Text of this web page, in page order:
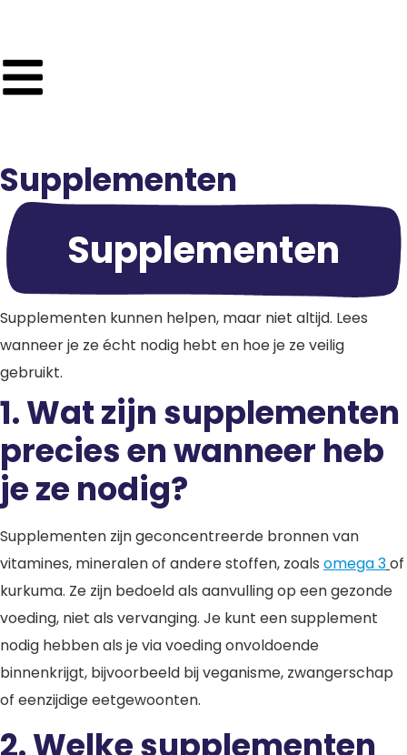
Supplementen
Supplementen
Supplementen kunnen helpen, maar niet altijd. Lees
wanneer je ze écht nodig hebt en hoe je ze veilig
gebruikt.
1. Wat zijn supplementen
precies en wanneer heb
je ze nodig?
Supplementen zijn geconcentreerde bronnen van
vitamines, mineralen of andere stoffen, zoals omega 3of
kurkuma. Ze zijn bedoeld als aanvulling op een gezonde
voeding, niet als vervanging. Je kunt een supplement
nodig hebben als je via voeding onvoldoende
binnenkrijgt, bijvoorbeeld bij veganisme, zwangerschap
of eenzijdige eetgewoonten.
2. Welke supplementen